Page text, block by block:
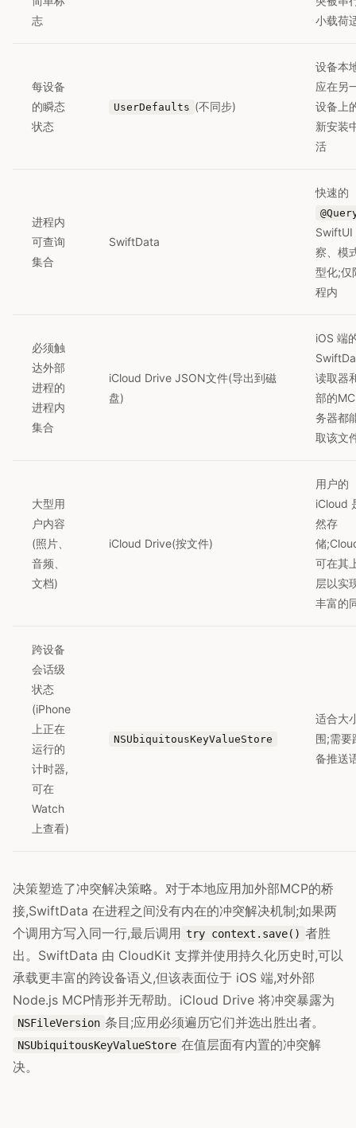
志
小载荷
每设备
的瞬态
状态
UserDefaults (不同步)
设备本
应在另
设备上
新安装
活
进程内
可查询
集合
SwiftData
快速的
SwiftUI
察、模
型化;仅
程内
必须触
达外部
进程的
进程内
集合
iCloud Drive JSON文件(导出到磁
盘)
iOS 端
读取器
部的
务器都
取该文
大型用
户内容
(照片、
音频、
文档)
iCloud Drive(按文件)
用户的
iCloud
然存
储
可在其
层以实
丰富的
跨设备
会话级
状态
(iPhone
上正在
运行的
计时器,
可在
Watch
上查看)
NSUbiquitousKeyValueStore
适合大
围;需要
备推送
决策塑造了冲突解决策略。对于本地应用加外部MCP的桥
接,SwiftData 在进程之间没有内在的冲突解决机制;如果两
个调用方写入同一行,最后调用 try context.save() 者胜
出。SwiftData 由 CloudKit 支撑并使用持久化历史时,可以
承载更丰富的跨设备语义,但该表面位于 iOS 端,对外部
Node.js MCP情形并无帮助。iCloud Drive 将冲突暴露为
NSFileVersion 条目;应用必须遍历它们并选出胜出者。
NSUbiquitousKeyValueStore 在值层面有内置的冲突解
决。